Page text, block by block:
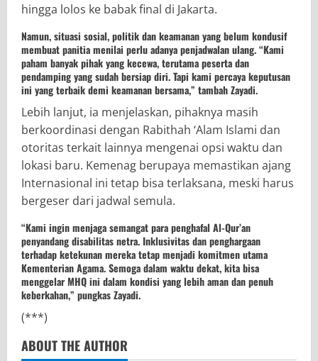
hingga lolos ke babak final di Jakarta.
Namun, situasi sosial, politik dan keamanan yang belum kondusif
membuat panitia menilai perlu adanya penjadwalan ulang. “Kami
paham banyak pihak yang kecewa, terutama peserta dan
pendamping yang sudah bersiap diri. Tapi kami percaya keputusan
ini yang terbaik demi keamanan bersama,” tambah Zayadi.
Lebih lanjut, ia menjelaskan, pihaknya masih
berkoordinasi dengan Rabithah ‘Alam Islami dan
otoritas terkait lainnya mengenai opsi waktu dan
lokasi baru. Kemenag berupaya memastikan ajang
Internasional ini tetap bisa terlaksana, meski harus
bergeser dari jadwal semula.
“Kami ingin menjaga semangat para penghafal Al-Qur’an
penyandang disabilitas netra. Inklusivitas dan penghargaan
terhadap ketekunan mereka tetap menjadi komitmen utama
Kementerian Agama. Semoga dalam waktu dekat, kita bisa
menggelar MHQ ini dalam kondisi yang lebih aman dan penuh
keberkahan,” pungkas Zayadi.
(***)
ABOUT THE AUTHOR